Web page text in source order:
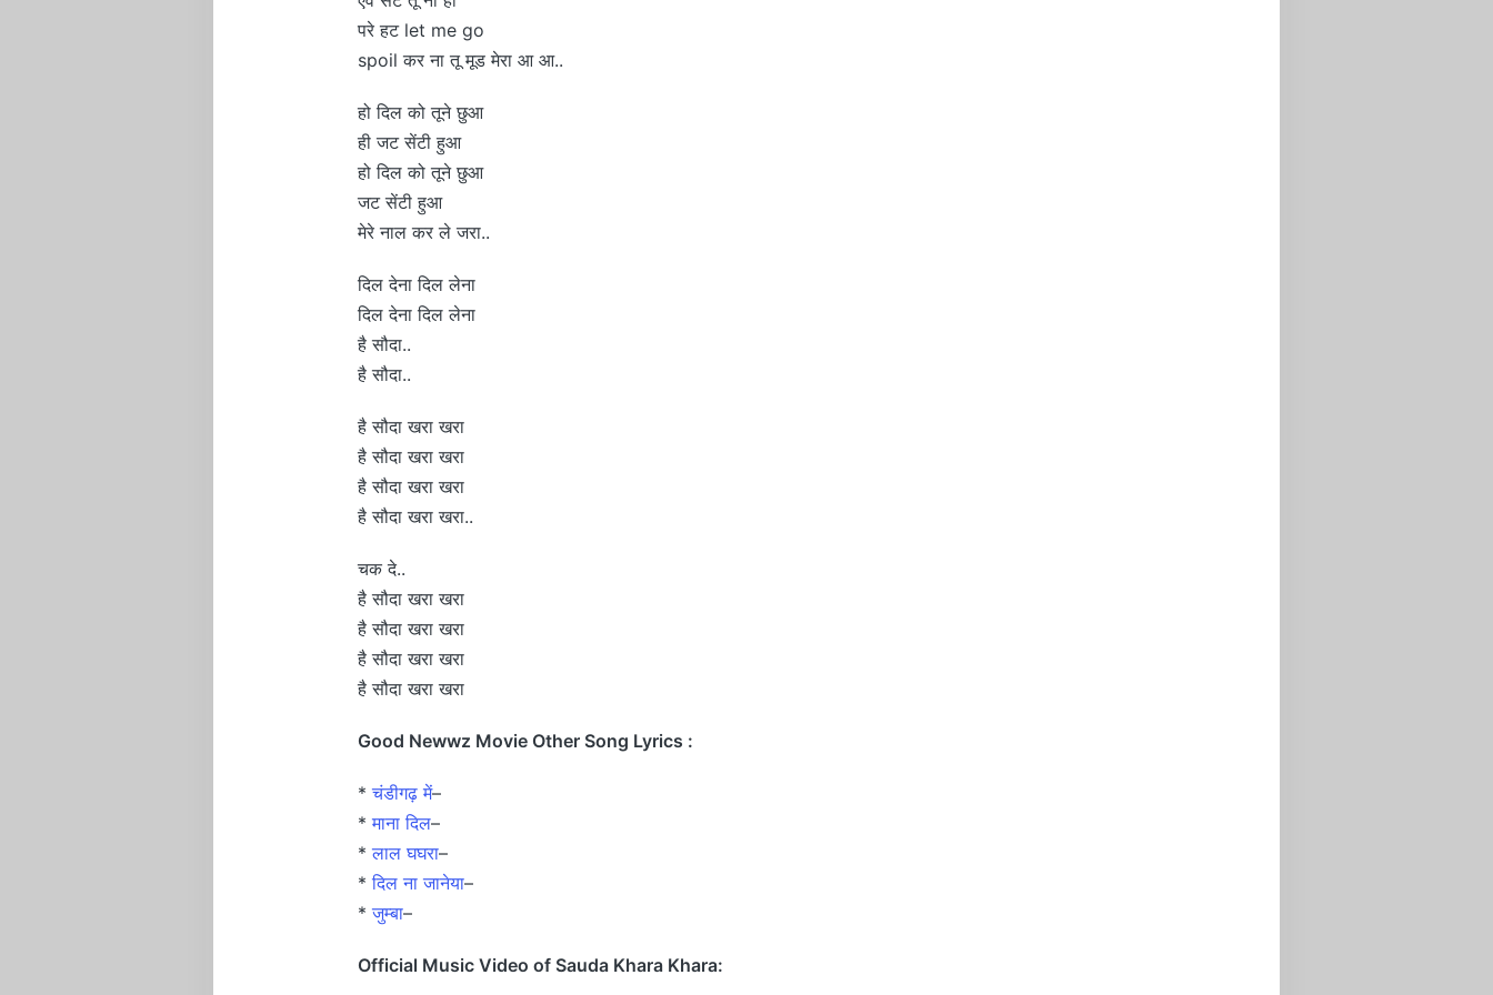
परे हट let me go
spoil कर ना तू मूड मेरा आ आ..
हो दिल को तूने छुआ
ही जट सेंटी हुआ
हो दिल को तूने छुआ
जट सेंटी हुआ
मेरे नाल कर ले जरा..
दिल देना दिल लेना
दिल देना दिल लेना
है सौदा..
है सौदा..
है सौदा खरा खरा
है सौदा खरा खरा
है सौदा खरा खरा
है सौदा खरा खरा..
चक दे..
है सौदा खरा खरा
है सौदा खरा खरा
है सौदा खरा खरा
है सौदा खरा खरा
Good Newwz Movie Other Song Lyrics :
*चंडीगढ़ में–
*माना दिल–
*लाल घघरा–
*दिल ना जानेया–
*जुम्बा–
Official Music Video of Sauda Khara Khara: